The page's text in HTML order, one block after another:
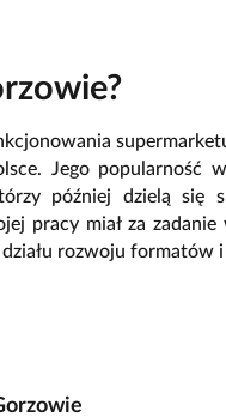
Jego popularność
później dzielą się
pracy miał za
rozwoju